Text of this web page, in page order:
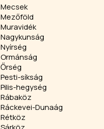
Mecsek
Mezőföld
Muravidék
Nagykunság
Nyírség
Ormánság
Őrség
Pesti-síkság
Pilis-hegység
Rábaköz
Ráckevei-Dunaág
Rétköz